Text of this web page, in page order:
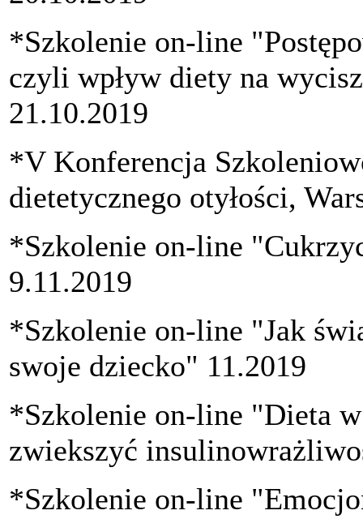
*Szkolenie on-line
czyli wpływ diety na
21.10.2019
*V Konferencja
dietetycznego otyłości,
*Szkolenie on-line
9.11.2019
*Szkolenie on-line "Jak
swoje dziecko" 11.2019
*Szkolenie on-line "Dieta
zwiekszyć
*Szkolenie on-line